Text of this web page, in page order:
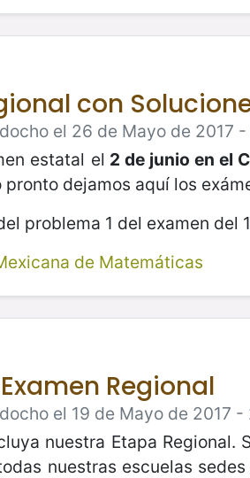
con
el 26 de Mayo de 2017
estatal el 2 de junio en el
dejamos aquí los
problema 1 del examen del
de Matemáticas
Regional
el 19 de Mayo de 2017 -
nuestra Etapa
nuestras escuelas